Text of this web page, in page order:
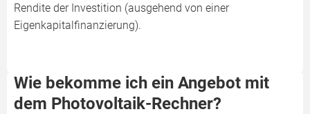
Rendite der Investition (ausgehend von einer
Eigenkapitalfinanzierung).
Wie bekomme ich ein Angebot mit
dem Photovoltaik-Rechner?